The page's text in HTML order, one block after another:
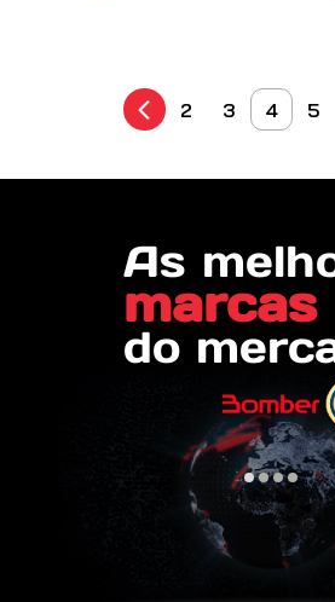
2 3 4 5
As
marcas
do